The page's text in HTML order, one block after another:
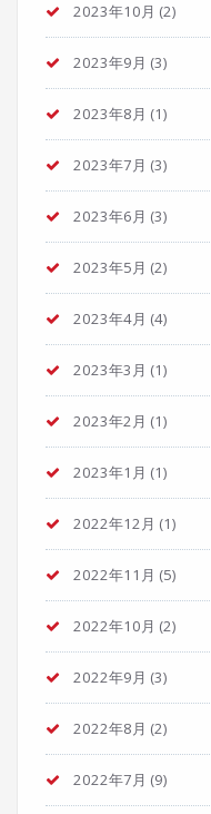
2023年10月 (2)
2023年9月 (3)
2023年8月 (1)
2023年7月 (3)
2023年6月 (3)
2023年5月 (2)
2023年4月 (4)
2023年3月 (1)
2023年2月 (1)
2023年1月 (1)
2022年12月 (1)
2022年11月 (5)
2022年10月 (2)
2022年9月 (3)
2022年8月 (2)
2022年7月 (9)